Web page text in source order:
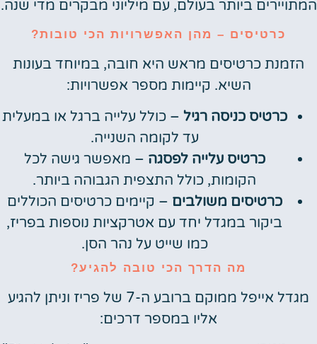
המתויירים ביותר בעולם, עם מיליוני מבקרים מדי שנה.
כרטיסים – מהן האפשרויות הכי טובות?
הזמנת כרטיסים מראש היא חובה, במיוחד בעונות
השיא. קיימות מספר אפשרויות:
כרטיס כניסה רגיל – כולל עלייה ברגל או במעלית
עד לקומה השנייה.
כרטיס עלייה לפסגה – מאפשר גישה לכל
הקומות, כולל התצפית הגבוהה ביותר.
כרטיסים משולבים – קיימים כרטיסים הכוללים
ביקור במגדל יחד עם אטרקציות נוספות בפריז,
כמו שייט על נהר הסן.
מה הדרך הכי טובה להגיע?
מגדל אייפל ממוקם ברובע ה-7 של פריז וניתן להגיע
אליו במספר דרכים: